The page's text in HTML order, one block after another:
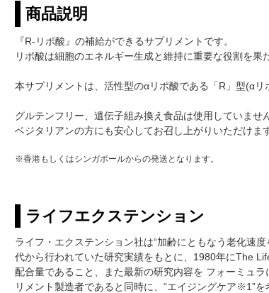
商品説明
『R-リポ酸』の補給ができるサプリメントです。
リポ酸は細胞のエネルギー生成と維持に重要な役割を果
本サプリメントは、活性型のαリポ酸である「R」型(αリ
グルテンフリー、遺伝子組み換え食品は使用していません
ベジタリアンの方にも安心してお召し上がりいただけます
※香港もしくはシンガポールからの発送となります。
ライフエクステンション
ライフ・エクステンション社は“加齢にともなう老化速
代から行われていた研究実績をもとに、1980年にThe
配合量であること、また最新の研究内容を フォーミュ
リメント製造者であると同時に、“エイジングケア※1”